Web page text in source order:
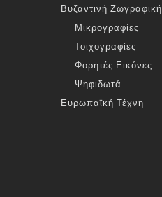
Βυζαντινή Ζωγραφική
Μικρογραφίες
Τοιχογραφίες
Φορητές Εικόνες
Ψηφιδωτά
Ευρωπαϊκή Τέχνη